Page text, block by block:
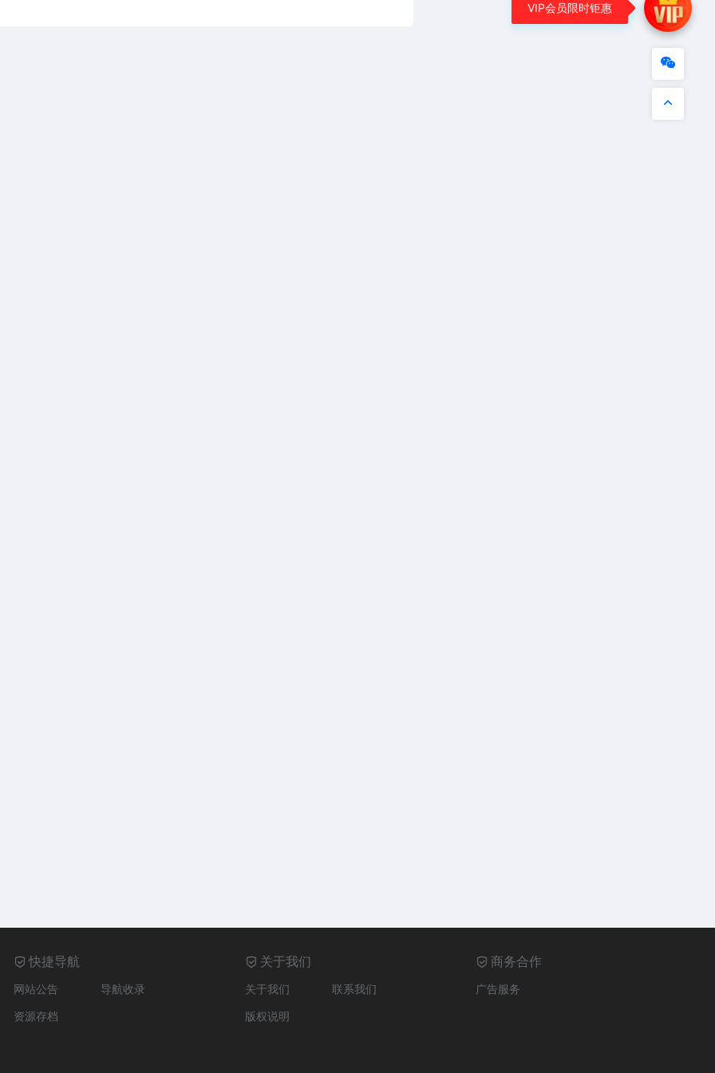
VIP会员限时钜惠
快捷导航
网站公告
导航收录
资源存档
关于我们
关于我们
联系我们
版权说明
商务合作
广告服务